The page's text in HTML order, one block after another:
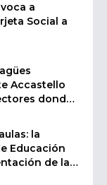
a
Social a
Accastello
donde
la
Educación
de la